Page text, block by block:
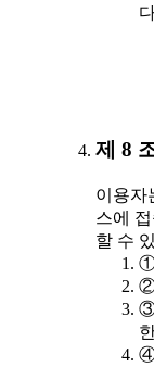
제 8
이용자
스에
할 수
①
②
③
④